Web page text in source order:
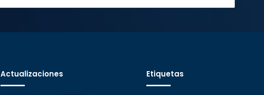
Actualizaciones Etiquetas